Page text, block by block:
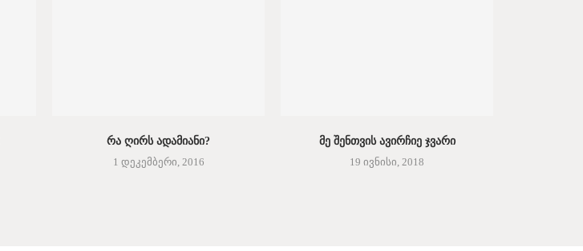
ᲠᲐ ᲦᲘᲠᲡ ᲐᲓᲐᲛᲘᲐᲜᲘ?
1 დეკემბერი, 2016
ᲛᲔ ᲨᲔᲜᲗᲕᲘᲡ ᲐᲕᲘᲠᲩᲘᲔ ᲯᲕᲐᲠᲘ
19 ივნისი, 2018